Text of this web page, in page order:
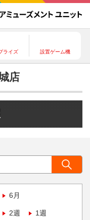
ライズ 設置ゲーム機
店
6月
2週 1週